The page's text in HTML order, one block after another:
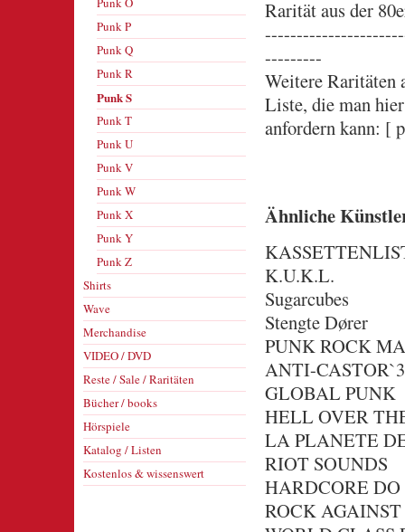
Punk P
Punk Q
Punk R
Punk S
Punk T
Punk U
Punk V
Punk W
Punk X
Punk Y
Punk Z
Shirts
Wave
Merchandise
VIDEO / DVD
Reste / Sale / Raritäten
Bücher / books
Hörspiele
Katalog / Listen
Kostenlos & wissenswert
Rarität aus der
---------
Weitere Raritäten
Liste, die man
anfordern kann: [
Ähnliche
K.U.K.L.
Sugarcubes
Stengte Dører
PUNK ROCK
ANTI-
GLOBAL PUNK
HELL OVER
LA PLANETE
RIOT SOUNDS
HARDCORE
ROCK